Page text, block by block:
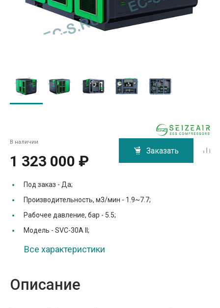
В наличии
1 323 000 ₽
Заказать
Под заказ - Да;
Производительность, м3/мин - 1.9~7.7;
Рабочее давление, бар - 5.5;
Модель - SVC-30A II;
Все характеристики
Описание